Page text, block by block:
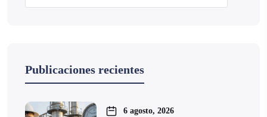
Publicaciones recientes
6 agosto, 2026